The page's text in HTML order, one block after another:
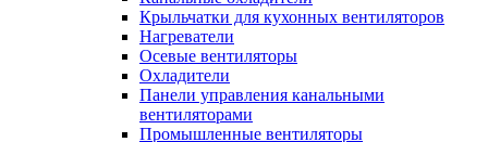
Крыльчатки для кухонных вентиляторов
Нагреватели
Осевые вентиляторы
Охладители
Панели управления канальными
вентиляторами
Промышленные вентиляторы